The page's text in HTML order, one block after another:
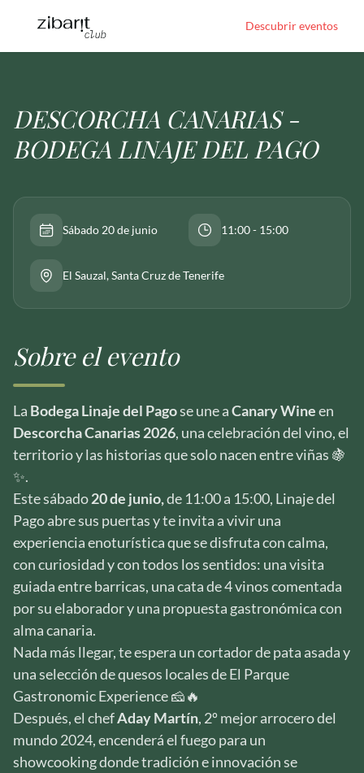
Descubrir eventos
DESCORCHA CANARIAS -
BODEGA LINAJE DEL PAGO
Sábado 20 de junio 11:00 - 15:00
El Sauzal, Santa Cruz de Tenerife
Sobre el evento
La Bodega Linaje del Pagose une aCanary Wineen
Descorcha Canarias 2026, una celebración del vino, el
territorio y las historias que solo nacen entre viñas 🍇
✨.
Este sábado20 de junio,de 11:00 a 15:00, Linaje del
Pago abre sus puertas y te invita a vivir una
experiencia enoturística que se disfruta con calma,
con curiosidad y con todos los sentidos: una visita
guiada entre barricas, una cata de 4 vinos comentada
por su elaborador y una propuesta gastronómica con
alma canaria.
Nada más llegar, te espera un cortador de pata asada y
una selección de quesos locales de El Parque
Gastronomic Experience 🧀🔥
Después, el chefAday Martín, 2º mejor arrocero del
mundo 2024, encenderá el fuego para un
showcooking donde tradición e innovación se